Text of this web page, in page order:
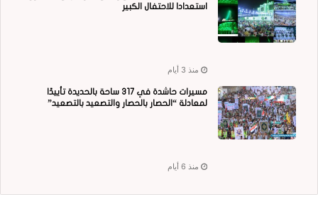
استعدادا للاحتفال الكبير
منذ 3 أيام
مسيرات حاشدة في 317 ساحة بالحديدة تأييدًا
لمعادلة “الحصار بالحصار والتصعيد بالتصعيد”
منذ 6 أيام